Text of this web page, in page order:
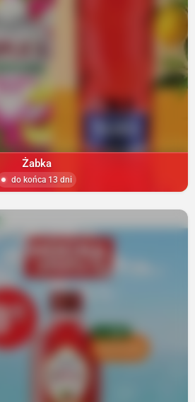
Żabka
do końca 13 dni